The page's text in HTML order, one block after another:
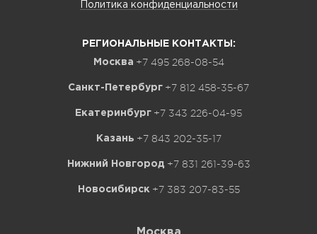
Политика конфиденциальности
РЕГИОНАЛЬНЫЕ КОНТАКТЫ:
Москва +7 495 268-08-54
Санкт-Петербург +7 812 458-35-67
Екатеринбург +7 343 226-04-95
Казань +7 843 202-35-17
Нижний Новгород +7 831 261-39-63
Новосибирск +7 383 207-83-55